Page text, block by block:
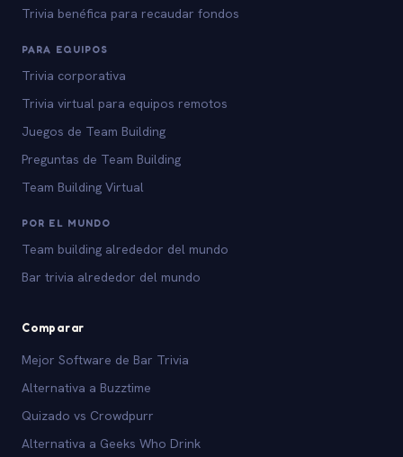
Trivia benéfica para recaudar fondos
PARA EQUIPOS
Trivia corporativa
Trivia virtual para equipos remotos
Juegos de Team Building
Preguntas de Team Building
Team Building Virtual
POR EL MUNDO
Team building alrededor del mundo
Bar trivia alrededor del mundo
Comparar
Mejor Software de Bar Trivia
Alternativa a Buzztime
Quizado vs Crowdpurr
Alternativa a Geeks Who Drink